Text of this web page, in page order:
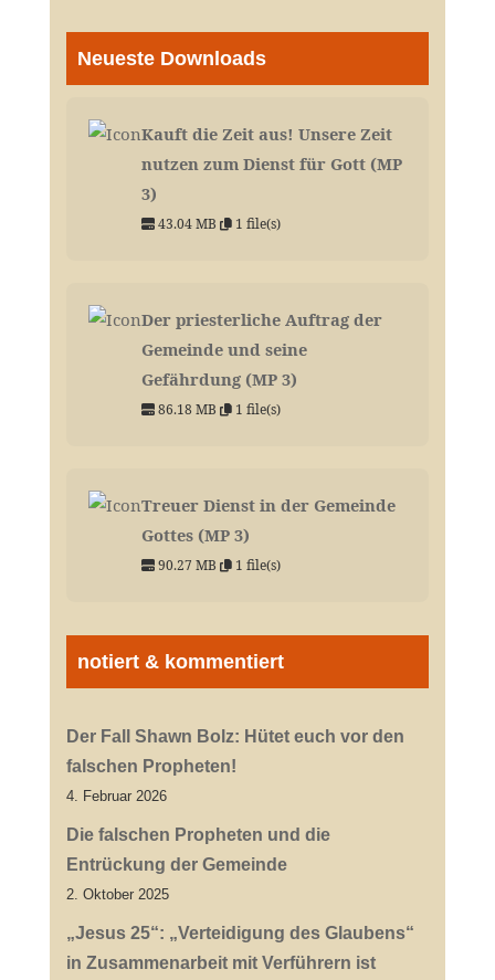
Neueste Downloads
Kauft die Zeit aus! Unsere Zeit
nutzen zum Dienst für Gott (MP
3)
43.04 MB 1 file(s)
Der priesterliche Auftrag der
Gemeinde und seine
Gefährdung (MP 3)
86.18 MB 1 file(s)
Treuer Dienst in der Gemeinde
Gottes (MP 3)
90.27 MB 1 file(s)
notiert & kommentiert
Der Fall Shawn Bolz: Hütet euch vor den
falschen Propheten!
4. Februar 2026
Die falschen Propheten und die
Entrückung der Gemeinde
2. Oktober 2025
„Jesus 25“: „Verteidigung des Glaubens“
in Zusammenarbeit mit Verführern ist